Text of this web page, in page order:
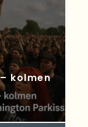
kolmen